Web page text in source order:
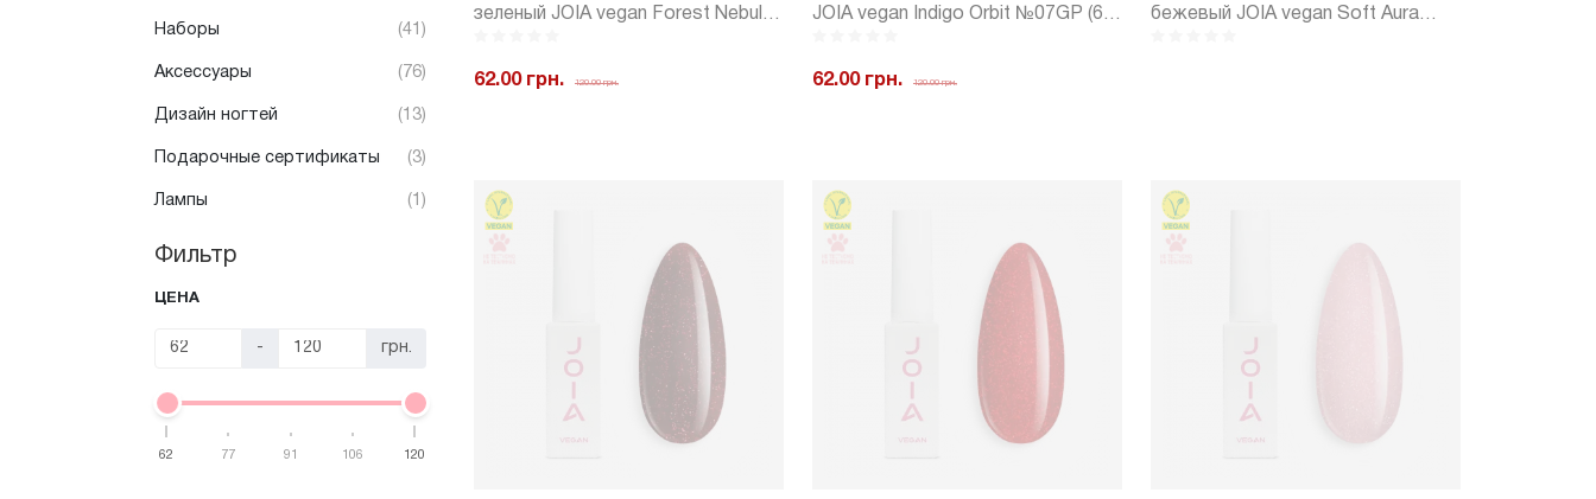
Наборы (41)
Аксессуары (76)
Дизайн ногтей (13)
Подарочные сертификаты (3)
Лампы (1)
Фильтр
ЦЕНА
- грн.
62 77 91 106 120
зеленый JOIA vegan Forest Nebula
62.00 грн. 120.00 грн.
JOIA vegan Indigo Orbit №07GP (6
62.00 грн. 120.00 грн.
бежевый JOIA vegan Soft Aura